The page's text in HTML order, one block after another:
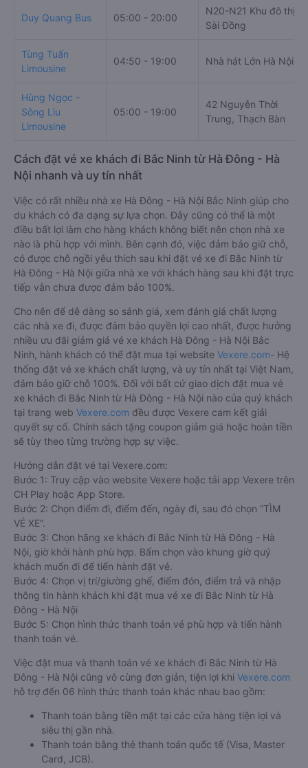
Duy Quang
05:00 - 20:00
N20-N21 Khu đô thị
Sài Đồng
Duy Quang Bus 05:00 - 20:00
N20-N21 Khu đô thị
Tùng Tuấn
Limousine
04:50 - 19:00 Nhà hát Lớn Hà Nội
Sông Lìu
Limousine
05:00 - 19:00
42 Nguyễn Thời
Trung, Thạch Bàn
Cách đặt vé xe khách đi Bắc Ninh từ Hà Đông - Hà
Nội nhanh và uy tín nhất
Việc có rất nhiều nhà xe Hà Đông - Hà Nội Bắc Ninh giúp cho
du khách có đa dạng sự lựa chọn. Đây cũng có thể là một
điều bất lợi làm cho hàng khách không biết nên chọn nhà xe
nào là phù hợp với mình. Bên cạnh đó, việc đảm bảo giữ chỗ,
có được chỗ ngồi yêu thích sau khi đặt vé xe đi Bắc Ninh từ
Hà Đông - Hà Nội giữa nhà xe với khách hàng sau khi đặt trực
tiếp vẫn chưa được đảm bảo 100%.
Cho nên để dễ dàng so sánh giá, xem đánh giá chất lượng
các nhà xe đi, được đảm bảo quyền lợi cao nhất, được hưởng
nhiều ưu đãi giảm giá vé xe khách Hà Đông - Hà Nội Bắc
Ninh, hành khách có thể đặt mua tại websiteVexere.com- Hệ
thống đặt vé xe khách chất lượng, và uy tín nhất tại Việt Nam,
đảm bảo giữ chỗ 100%. Đối với bất cứ giao dịch đặt mua vé
xe khách đi Bắc Ninh từ Hà Đông - Hà Nội nào của quý khách
tại trang webVexere.comđều được Vexere cam kết giải
quyết sự cố. Chính sách tặng coupon giảm giá hoặc hoàn tiền
sẽ tùy theo từng trường hợp sự việc.
Hướng dẫn đặt vé tại Vexere.com:
Bước 1: Truy cập vào website Vexere hoặc tải app Vexere trên
CH Play hoặc App Store.
Bước 2: Chọn điểm đi, điểm đến, ngày đi, sau đó chọn “TÌM
VÉ XE”.
Bước 3: Chọn hãng xe khách đi Bắc Ninh từ Hà Đông - Hà
Nội, giờ khởi hành phù hợp. Bấm chọn vào khung giờ quý
khách muốn đi để tiến hành đặt vé.
Bước 4: Chọn vị trí/giường ghế, điểm đón, điểm trả và nhập
thông tin hành khách khi đặt mua vé xe đi Bắc Ninh từ Hà
Đông - Hà Nội
Bước 5: Chọn hình thức thanh toán vé phù hợp và tiến hành
thanh toán vé.
Việc đặt mua và thanh toán vé xe khách đi Bắc Ninh từ Hà
Đông - Hà Nội cũng vô cùng đơn giản, tiện lợi khi
hỗ trợ đến 06 hình thức thanh toán khác nhau bao gồm:
Thanh toán bằng tiền mặt tại các cửa hàng tiện lợi và